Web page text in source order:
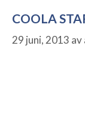
COOLA
29 juni, 2013 av